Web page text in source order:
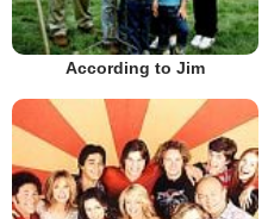
According to Jim